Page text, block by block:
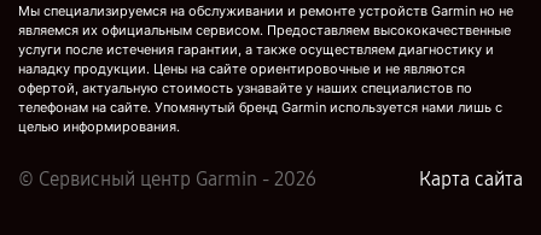
Мы специализируемся на обслуживании и ремонте устройств Garmin но не
являемся их официальным сервисом. Предоставляем высококачественные
услуги после истечения гарантии, а также осуществляем диагностику и
наладку продукции. Цены на сайте ориентировочные и не являются
офертой, актуальную стоимость узнавайте у наших специалистов по
телефонам на сайте. Упомянутый бренд Garmin используется нами лишь с
целью информирования.
© Сервисный центр Garmin - 2026 Карта сайта